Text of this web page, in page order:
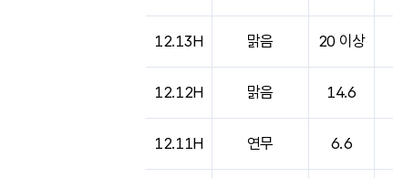
12.13H 맑음 20 이상
12.12H 맑음 14.6
12.11H 연무 6.6